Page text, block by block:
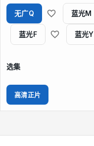
无广Q 蓝光M
蓝光F 蓝光Y
选集
高清正片